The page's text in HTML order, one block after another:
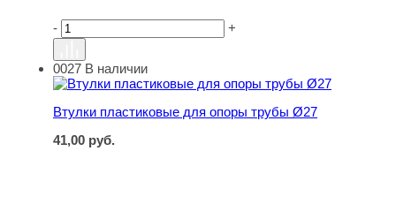
- +
Втулки пластиковые для опоры трубы Ø27
0027 В наличии
Втулки пластиковые для опоры трубы Ø27
41,00 руб.